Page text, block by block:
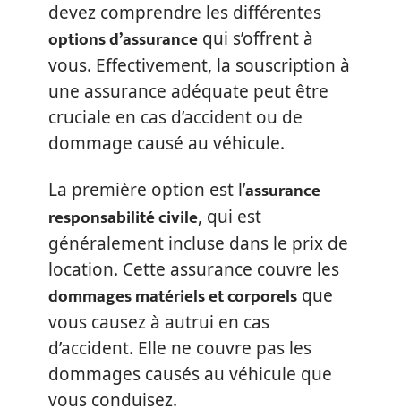
devez comprendre les différentes
options d’assurance qui s’offrent à
vous. Effectivement, la souscription à
une assurance adéquate peut être
cruciale en cas d’accident ou de
dommage causé au véhicule.
La première option est l’assurance
responsabilité civile, qui est
généralement incluse dans le prix de
location. Cette assurance couvre les
dommages matériels et corporels que
vous causez à autrui en cas
d’accident. Elle ne couvre pas les
dommages causés au véhicule que
vous conduisez.